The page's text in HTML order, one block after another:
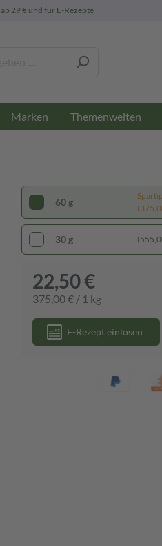
ab 29 € und für E-Rezepte
Marken Themenwelten
60 g
30 g
22,50 €
375,00 € / 1 kg
E-Rezept einlösen